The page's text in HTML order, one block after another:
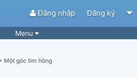
Đăng nhập Đăng ký
Menu
Một góc tim hồng